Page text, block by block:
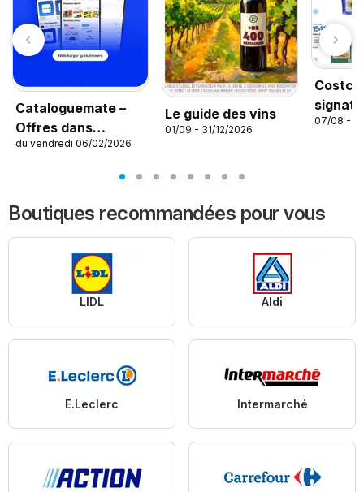
Cataloguemate –
Offres dans
l’application
du vendredi 06/02/2026
Le guide des vins
01/09 - 31/12/2026
07/08 -
Boutiques recommandées pour vous
LIDL Aldi
E.Leclerc Intermarché